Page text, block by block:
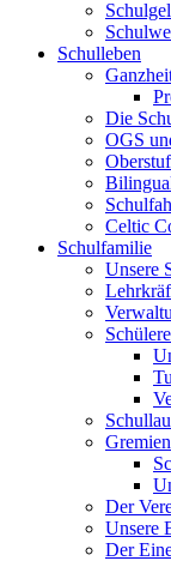
Schulleben
Die
OGS
Celtic
Schulfamilie
Unsere
Gremien
Der
Unsere
Der